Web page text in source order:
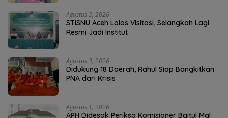
Agustus 2, 2026
STISNU Aceh Lolos Visitasi, Selangkah Lagi
Resmi Jadi Institut
Agustus 3, 2026
Didukung 18 Daerah, Rahul Siap Bangkitkan
PNA dari Krisis
Agustus 1, 2026
APH Didesak Periksa Komisioner Baitul Mal